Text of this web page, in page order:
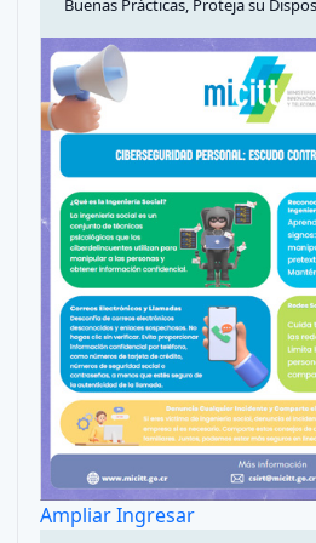
Buenas Prácticas, Proteja su
AmpliarIngresar